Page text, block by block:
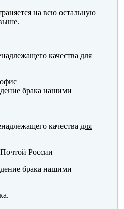
на всю остальную
качества для
брака нашими
качества для
России
брака нашими